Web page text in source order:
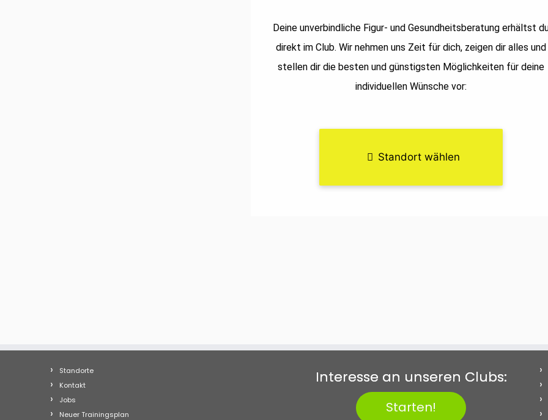
Deine unverbindliche Figur- und Gesundheitsberatung erhältst
direkt im Club. Wir nehmen uns Zeit für dich, zeigen dir alles und
stellen dir die besten und günstigsten Möglichkeiten für deine
individuellen Wünsche vor:
Standort wählen
Standorte
Kontakt
Jobs
Neuer Trainingsplan
Interesse an unseren Clubs:
Starten!